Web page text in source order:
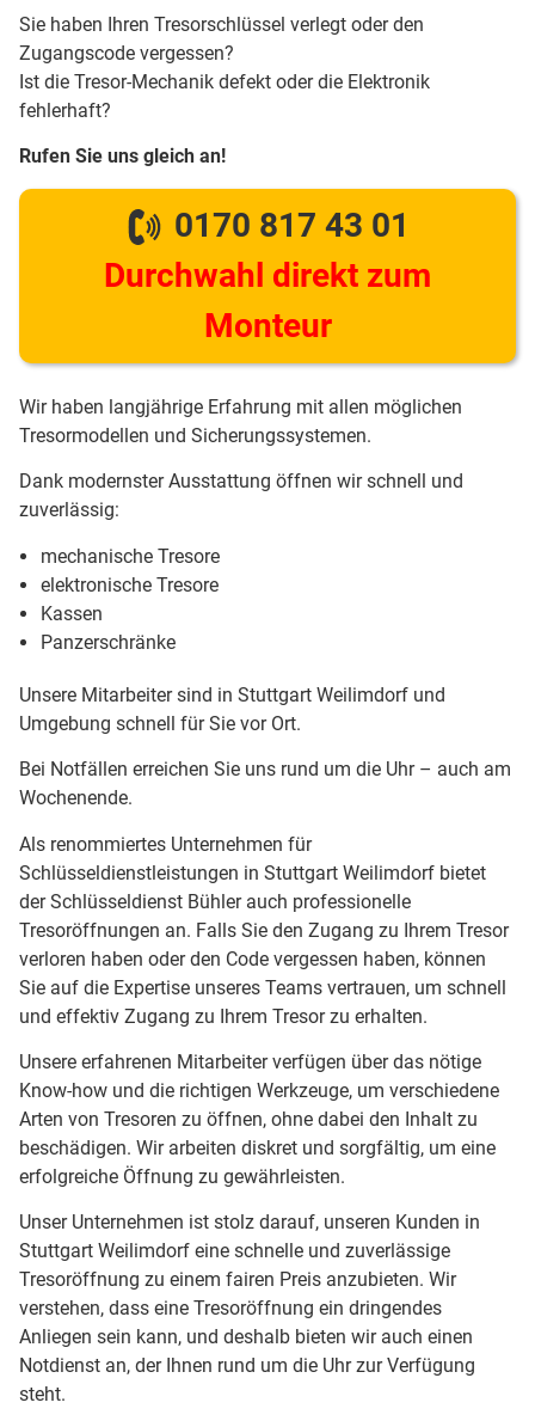
Sie haben Ihren Tresorschlüssel verlegt oder den
Zugangscode vergessen?
Ist die Tresor-Mechanik defekt oder die Elektronik
fehlerhaft?
Rufen Sie uns gleich an!
0170 817 43 01
Durchwahl direkt zum
Monteur
Wir haben langjährige Erfahrung mit allen möglichen
Tresormodellen und Sicherungssystemen.
Dank modernster Ausstattung öffnen wir schnell und
zuverlässig:
mechanische Tresore
elektronische Tresore
Kassen
Panzerschränke
Unsere Mitarbeiter sind in Stuttgart Weilimdorf und
Umgebung schnell für Sie vor Ort.
Bei Notfällen erreichen Sie uns rund um die Uhr – auch am
Wochenende.
Als renommiertes Unternehmen für
Schlüsseldienstleistungen in Stuttgart Weilimdorf bietet
der Schlüsseldienst Bühler auch professionelle
Tresoröffnungen an. Falls Sie den Zugang zu Ihrem Tresor
verloren haben oder den Code vergessen haben, können
Sie auf die Expertise unseres Teams vertrauen, um schnell
und effektiv Zugang zu Ihrem Tresor zu erhalten.
Unsere erfahrenen Mitarbeiter verfügen über das nötige
Know-how und die richtigen Werkzeuge, um verschiedene
Arten von Tresoren zu öffnen, ohne dabei den Inhalt zu
beschädigen. Wir arbeiten diskret und sorgfältig, um eine
erfolgreiche Öffnung zu gewährleisten.
Unser Unternehmen ist stolz darauf, unseren Kunden in
Stuttgart Weilimdorf eine schnelle und zuverlässige
Tresoröffnung zu einem fairen Preis anzubieten. Wir
verstehen, dass eine Tresoröffnung ein dringendes
Anliegen sein kann, und deshalb bieten wir auch einen
Notdienst an, der Ihnen rund um die Uhr zur Verfügung
steht.